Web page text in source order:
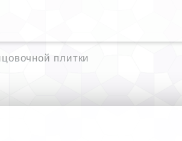
плитки